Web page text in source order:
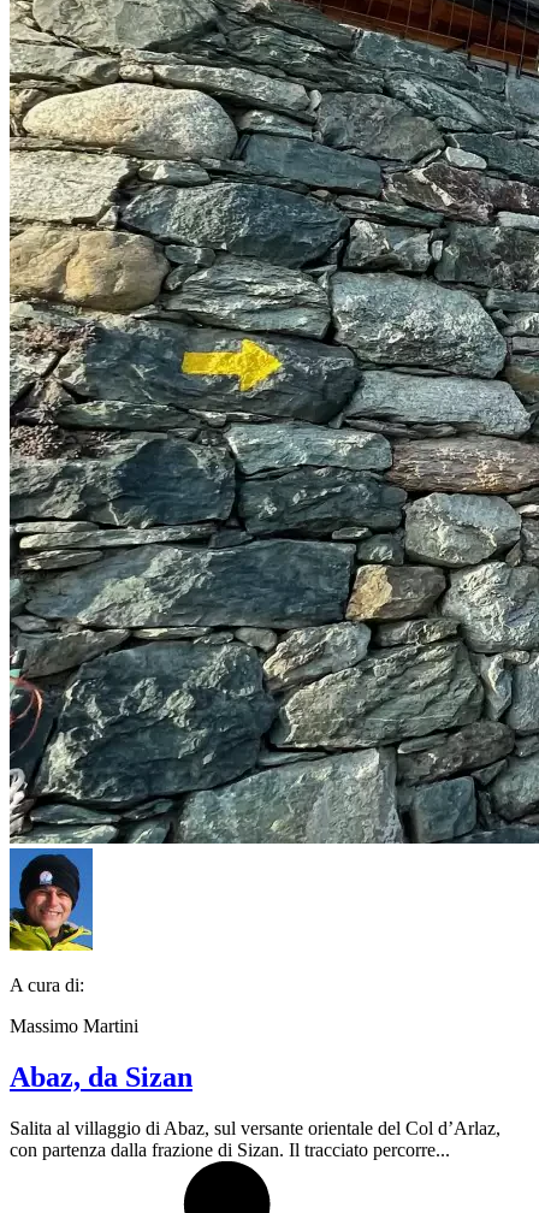
A cura di:
Massimo Martini
Abaz, da Sizan
Salita al villaggio di Abaz, sul versante orientale del Col d’Arlaz,
con partenza dalla frazione di Sizan. Il tracciato percorre...